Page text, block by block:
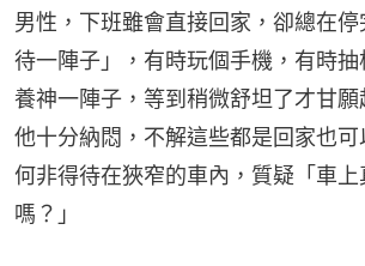
男性，下班雖會直接回家，卻總在
待一陣子」，有時玩個手機，有時抽
養神一陣子，等到稍微舒坦了才甘
他十分納悶，不解這些都是回家也
何非得待在狹窄的車內，質疑「車
嗎？」